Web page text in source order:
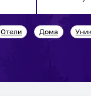
backward
Отели Дома